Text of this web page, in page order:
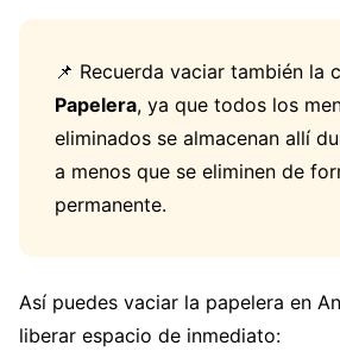
📌 Recuerda vaciar también la
Papelera, ya que todos los
eliminados se almacenan allí
a menos que se eliminen de
permanente.
Así puedes vaciar la papelera en
liberar espacio de inmediato: